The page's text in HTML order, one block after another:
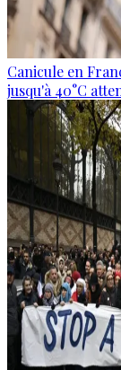
Canicule en
jusqu'à 40°C